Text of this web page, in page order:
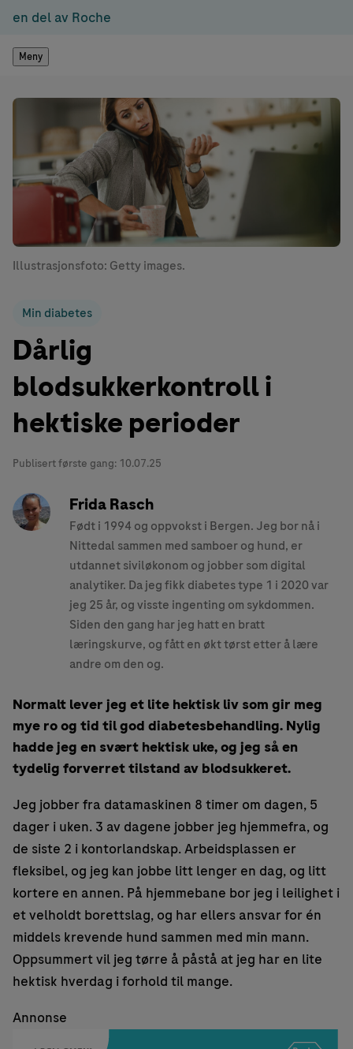
en del av Roche
Meny
Illustrasjonsfoto: Getty images.
Min diabetes
Dårlig
blodsukkerkontroll i
hektiske perioder
Publisert første gang: 10.07.25
Frida Rasch
Født i 1994 og oppvokst i Bergen. Jeg bor nå i
Nittedal sammen med samboer og hund, er
utdannet siviløkonom og jobber som digital
analytiker. Da jeg fikk diabetes type 1 i 2020 var
jeg 25 år, og visste ingenting om sykdommen.
Siden den gang har jeg hatt en bratt
læringskurve, og fått en økt tørst etter å lære
andre om den og.
Normalt lever jeg et lite hektisk liv som gir meg
mye ro og tid til god diabetesbehandling. Nylig
hadde jeg en svært hektisk uke, og jeg så en
tydelig forverret tilstand av blodsukkeret.
Jeg jobber fra datamaskinen 8 timer om dagen, 5
dager i uken. 3 av dagene jobber jeg hjemmefra, og
de siste 2 i kontorlandskap. Arbeidsplassen er
fleksibel, og jeg kan jobbe litt lenger en dag, og litt
kortere en annen. På hjemmebane bor jeg i leilighet i
et velholdt borettslag, og har ellers ansvar for én
middels krevende hund sammen med min mann.
Oppsummert vil jeg tørre å påstå at jeg har en lite
hektisk hverdag i forhold til mange.
Annonse